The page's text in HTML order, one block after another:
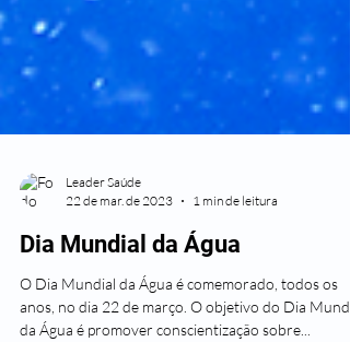
Leader Saúde
22 de mar. de 2023
1 min de leitura
Dia Mundial da Água
O Dia Mundial da Água é comemorado, todos os